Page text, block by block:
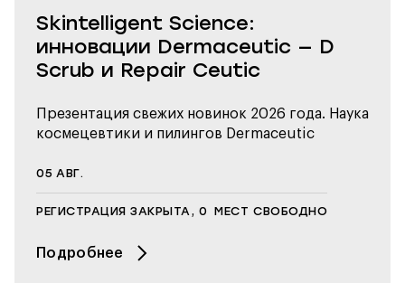
Skintelligent Science:
инновации Dermaceutic — D
Scrub и Repair Ceutic
Презентация свежих новинок 2026 года. Наука
космецевтики и пилингов Dermaceutic
05 АВГ.
РЕГИСТРАЦИЯ ЗАКРЫТА, 0 МЕСТ СВОБОДНО
Подробнее